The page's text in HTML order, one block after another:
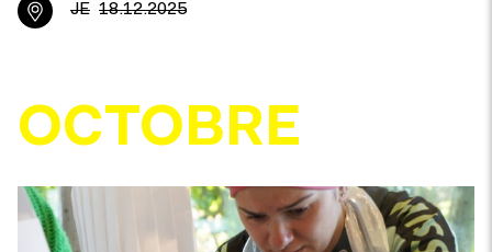
JE 18.12.2025
OCTOBRE